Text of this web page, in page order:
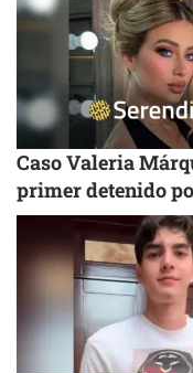
Caso Valeria
primer detenido